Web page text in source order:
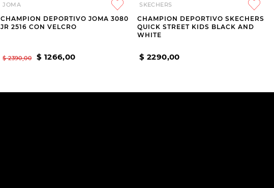
JOMA
CHAMPION DEPORTIVO JOMA 3080
JR 2516 CON VELCRO
$ 2390,00 $ 1266,00
SKECHERS
CHAMPION DEPORTIVO SKECHERS
QUICK STREET KIDS BLACK AND
WHITE
$ 2290,00